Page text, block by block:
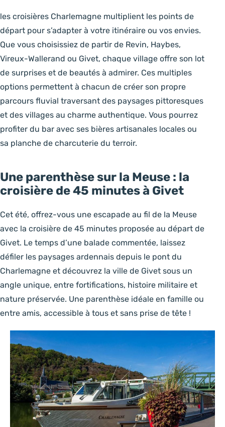
les croisières Charlemagne multiplient les points de
départ pour s’adapter à votre itinéraire ou vos envies.
Que vous choisissiez de partir de Revin, Haybes,
Vireux-Wallerand ou Givet, chaque village offre son lot
de surprises et de beautés à admirer. Ces multiples
options permettent à chacun de créer son propre
parcours fluvial traversant des paysages pittoresques
et des villages au charme authentique. Vous pourrez
profiter du bar avec ses bières artisanales locales ou
sa planche de charcuterie du terroir.
Une parenthèse sur la Meuse : la
croisière de 45 minutes à Givet
Cet été, offrez-vous une escapade au fil de la Meuse
avec la croisière de 45 minutes proposée au départ de
Givet. Le temps d’une balade commentée, laissez
défiler les paysages ardennais depuis le pont du
Charlemagne et découvrez la ville de Givet sous un
angle unique, entre fortifications, histoire militaire et
nature préservée. Une parenthèse idéale en famille ou
entre amis, accessible à tous et sans prise de tête !